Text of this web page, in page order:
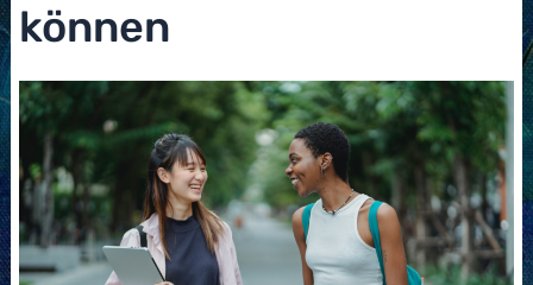
können